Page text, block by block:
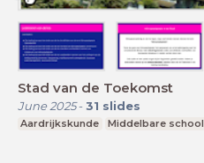
Stad van de Toekomst
June 2025- 31 slides
Aardrijkskunde Middelbare school